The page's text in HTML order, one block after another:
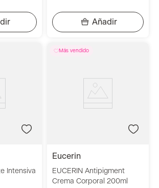
Intensiva
eucerin
EUCERIN Antipigment
Crema Corporal 200ml